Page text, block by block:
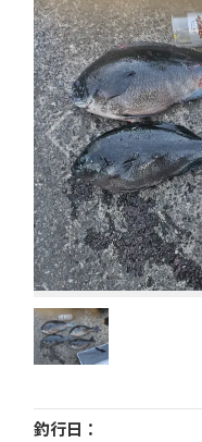
釣行日